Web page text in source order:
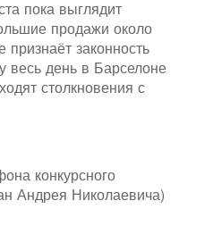
пока выглядит
продажи около
законность
весь день в Барселоне
столкновения с
конкурсного
Андрея Николаевича)